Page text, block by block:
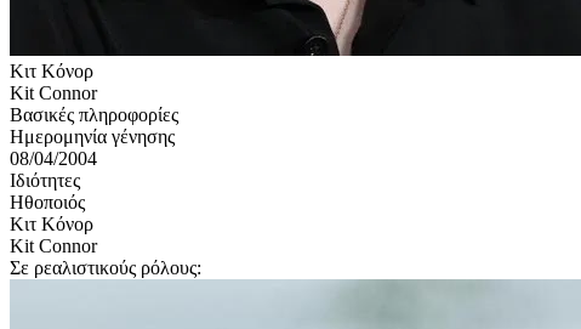
Κιτ Κόνορ
Kit Connor
Βασικές πληροφορίες
Ημερομηνία γένησης
08/04/2004
Ιδιότητες
Ηθοποιός
Κιτ Κόνορ
Kit Connor
Σε ρεαλιστικούς ρόλους: